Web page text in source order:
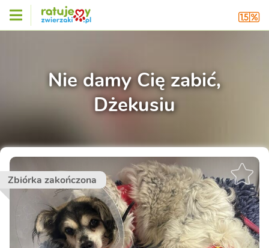
Nie damy Cię zabić,
Dżekusiu
Zbiórka zakończona